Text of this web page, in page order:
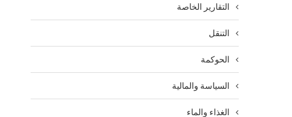
التقارير الخاصة
التنقل
الحوكمة
السياسة والمالية
الغذاء والماء